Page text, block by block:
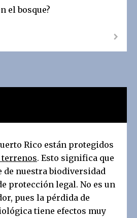
el bosque?
Rico están protegidos
terrenos. Esto significa que
de nuestra biodiversidad
protección legal. No es un
pues la pérdida de
tiene efectos muy